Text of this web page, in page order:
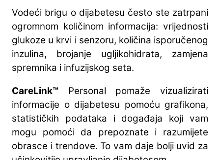
Vodeći brigu o dijabetesu često ste zatrpani
ogromnom količinom informacija: vrijednosti
glukoze u krvi i senzoru, količina isporučenog
inzulina, brojanje ugljikohidrata, zamjena
spremnika i infuzijskog seta.
CareLink™ Personal pomaže vizualizirati
informacije o dijabetesu pomoću grafikona,
statističkih podataka i događaja koji vam
mogu pomoći da prepoznate i razumijete
obrasce i trendove. To vam daje bolji uvid za